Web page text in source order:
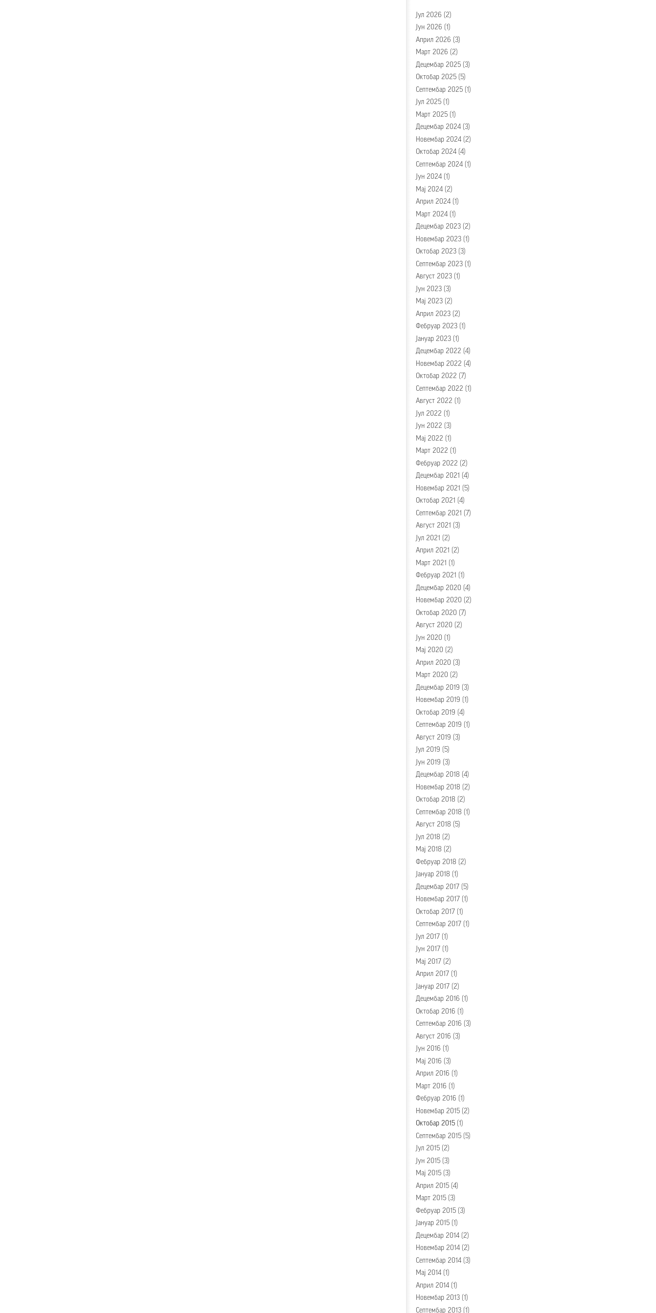
Јул 2026 (2)
Јун 2026 (1)
Април 2026 (3)
Март 2026 (2)
Децембар 2025 (3)
Октобар 2025 (5)
Септембар 2025 (1)
Јул 2025 (1)
Март 2025 (1)
Децембар 2024 (3)
Новембар 2024 (2)
Октобар 2024 (4)
Септембар 2024 (1)
Јун 2024 (1)
Мај 2024 (2)
Април 2024 (1)
Март 2024 (1)
Децембар 2023 (2)
Новембар 2023 (1)
Октобар 2023 (3)
Септембар 2023 (1)
Август 2023 (1)
Јун 2023 (3)
Мај 2023 (2)
Април 2023 (2)
Фебруар 2023 (1)
Јануар 2023 (1)
Децембар 2022 (4)
Новембар 2022 (4)
Октобар 2022 (7)
Септембар 2022 (1)
Август 2022 (1)
Јул 2022 (1)
Јун 2022 (3)
Мај 2022 (1)
Март 2022 (1)
Фебруар 2022 (2)
Децембар 2021
(4)
Новембар 2021
(5)
Октобар 2021
(4)
Септембар 2021
(7)
Август 2021
(3)
Јул 2021
(2)
Април 2021
(2)
Март 2021
(1)
Фебруар 2021
(1)
Децембар 2020 (4)
Новембар 2020 (2)
Октобар 2020 (7)
Август 2020 (2)
Јун 2020 (1)
Мај 2020 (2)
Април 2020 (3)
Март 2020 (2)
Децембар 2019 (3)
Новембар 2019 (1)
Октобар 2019 (4)
Септембар 2019 (1)
Август 2019 (3)
Јул 2019 (5)
Јун 2019 (3)
Децембар 2018 (4)
Новембар 2018 (2)
Октобар 2018 (2)
Септембар 2018 (1)
Август 2018 (5)
Јул 2018 (2)
Мај 2018 (2)
Фебруар 2018 (2)
Јануар 2018 (1)
Децембар 2017 (5)
Новембар 2017 (1)
Октобар 2017 (1)
Септембар 2017 (1)
Јул 2017 (1)
Јун 2017 (1)
Мај 2017 (2)
Април 2017 (1)
Јануар 2017 (2)
Децембар 2016 (1)
Октобар 2016 (1)
Септембар 2016 (3)
Август 2016 (3)
Јун 2016 (1)
Мај 2016 (3)
Април 2016 (1)
Март 2016 (1)
Фебруар 2016 (1)
Новембар 2015 (2)
Октобар 2015 (1)
Септембар 2015 (5)
Јул 2015 (2)
Јун 2015 (3)
Мај 2015 (3)
Април 2015 (4)
Март 2015 (3)
Фебруар 2015 (3)
Јануар 2015 (1)
Децембар 2014 (2)
Новембар 2014 (2)
Септембар 2014 (3)
Мај 2014 (1)
Април 2014 (1)
Новембар 2013 (1)
Септембар 2013 (1)